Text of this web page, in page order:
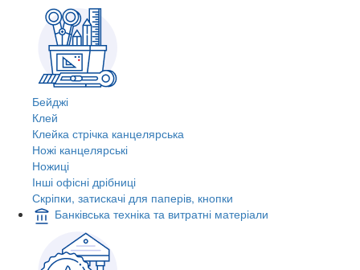
Бейджі
Клей
Клейка стрічка канцелярська
Ножі канцелярські
Ножиці
Інші офісні дрібниці
Скріпки, затискачі для паперів, кнопки
Банківська техніка та витратні матеріали